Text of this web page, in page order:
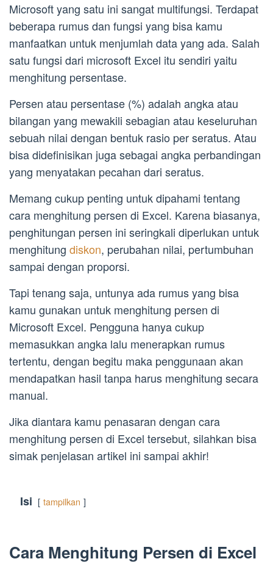
Microsoft yang satu ini sangat multifungsi. Terdapat
beberapa rumus dan fungsi yang bisa kamu
manfaatkan untuk menjumlah data yang ada. Salah
satu fungsi dari microsoft Excel itu sendiri yaitu
menghitung persentase.
Persen atau persentase (%) adalah angka atau
bilangan yang mewakili sebagian atau keseluruhan
sebuah nilai dengan bentuk rasio per seratus. Atau
bisa didefinisikan juga sebagai angka perbandingan
yang menyatakan pecahan dari seratus.
Memang cukup penting untuk dipahami tentang
cara menghitung persen di Excel. Karena biasanya,
penghitungan persen ini seringkali diperlukan untuk
menghitung diskon, perubahan nilai, pertumbuhan
sampai dengan proporsi.
Tapi tenang saja, untunya ada rumus yang bisa
kamu gunakan untuk menghitung persen di
Microsoft Excel. Pengguna hanya cukup
memasukkan angka lalu menerapkan rumus
tertentu, dengan begitu maka penggunaan akan
mendapatkan hasil tanpa harus menghitung secara
manual.
Jika diantara kamu penasaran dengan cara
menghitung persen di Excel tersebut, silahkan bisa
simak penjelasan artikel ini sampai akhir!
Isi tampilkan
Cara Menghitung Persen di Excel